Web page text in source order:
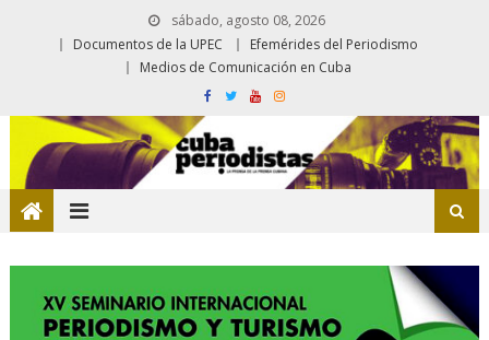
sábado, agosto 08, 2026
Documentos de la UPEC
Efemérides del Periodismo
Medios de Comunicación en Cuba